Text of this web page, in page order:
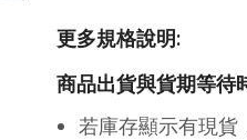
更多規格說明:
商品出貨與貨期等待
若庫存顯示有現貨